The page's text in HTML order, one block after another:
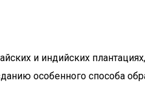
и индийских
особенного способа